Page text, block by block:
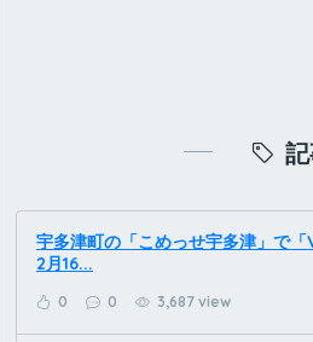
宇多津町の「こめっせ宇多津」で
2月16...
0 0 3,687 view